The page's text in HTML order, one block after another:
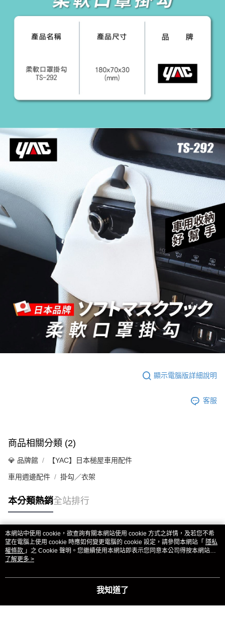
顯示電腦版詳細說明
客服
商品相關分類 (2)
💎 品牌館 【YAC】日本槌屋車用配件
車用週邊配件 掛勾／衣架
本分類熱銷全站排行
熱門標籤
本網站中使用 cookie，欲查詢有關本網站使用 cookie 方式之詳情，及若您不希
望在電腦上使用 cookie 時應如何變更電腦的 cookie 設定，請參閱本網站「 隱私
權條款 」之 Cookie 聲明。您繼續使用本網站即表示您同意本公司得按本網站使
用條款之 Cookie 聲明使用 cookie。
了解更多 >
我知道了